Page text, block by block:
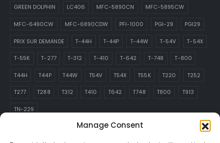
Manage Consent
GREEN DOLPHIN LC406 MFC-5890CN MFC-5895CW
MFC-6490CW MFC-6890CDW PFI-1000 PGI-29 PGI29
PRIX SUR DEMANDE T-44H T-44P T-44W T-54V T-54X
T-55K T-277 T-312 T-410 T-642 T-748 T-800
T44H T44P T44W T54V T54X T55K T220 T252
T277 T288 T312 T410 T642 T748 T800 T913
TN-229
ABONNEZ-VOUS À L’INFOLETTRE